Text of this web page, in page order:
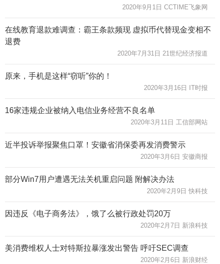
2020年9月1日 CCTIME飞象网
在线教育退款难调查：霸王条款频现 虚拟币代替现金变相不
退费
2020年7月31日 21世纪经济报道
原来，手机是这样“窃听”你的！
2020年3月16日 IT时报
16家违规企业被纳入电信业务经营不良名单
2020年3月11日 工信部网站
近半投诉举报聚焦口罩！安徽省消保委再发消费警示
2020年3月6日 安徽商报
部分Win7用户遭遇无法关机重启问题 附解决办法
2020年2月9日 快科技
因违反《电子商务法》，饿了么被行政处罚20万
2020年2月7日 新浪科技
美消费维权人士对特斯拉暴涨发出警告 呼吁SEC调查
2020年2月6日 新浪财经